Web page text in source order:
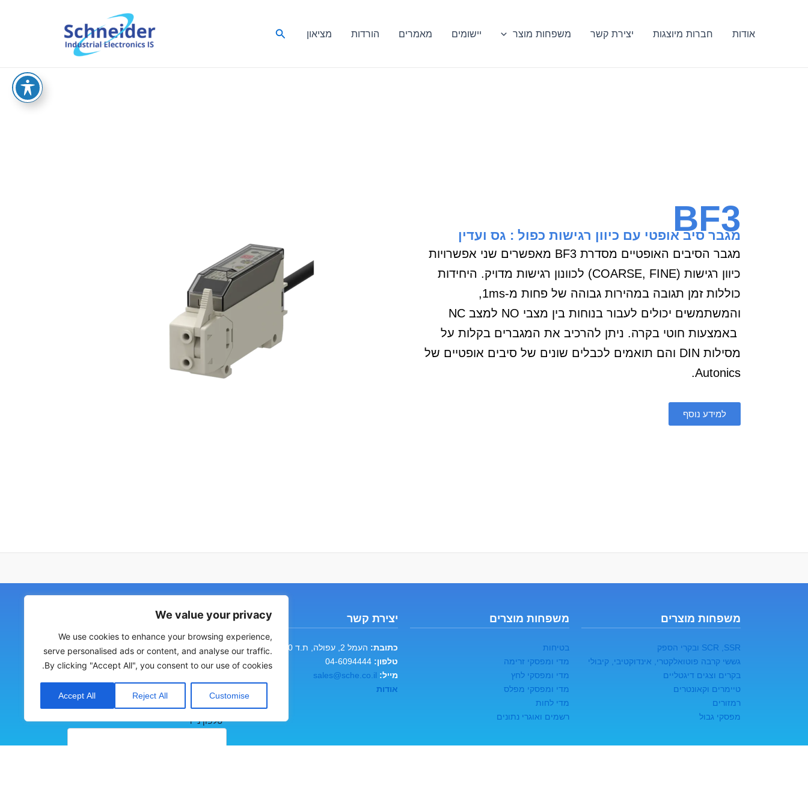
We value your privacy
We use cookies to enhance your browsing experience,
serve personalised ads or content, and analyse our traffic.
By clicking "Accept All", you consent to our use of cookies.
Customise
Reject All
Accept All
אודות
חברות מיוצגות יצירת קשר משפחות מוצר יישומים מאמרים הורדות מציאון חיפוש
BF3
מגבר סיב אופטי עם כיוון רגישות כפול : גס ועדין
מגבר הסיבים האופטיים מסדרת BF3 מאפשרים שני אפשרויות
כיוון רגישות (COARSE, FINE) לכוונון רגישות מדויק. היחידות
כוללות זמן תגובה במהירות גבוהה של פחות מ-1ms,
והמשתמשים יכולים לעבור בנוחות בין מצבי NO למצב NC
באמצעות חוטי בקרה. ניתן להרכיב את המגברים בקלות על
מסילות DIN והם תואמים לכבלים שונים של סיבים אופטיים של
Autonics.
למידע נוסף
משפחות מוצרים
SCR ,SSR ובקרי הספק
גששי קרבה פוטואלקטרי, אינדוקטיבי, קיבולי
בקרים וצגים דיגטליים
טיימרים וקאונטרים
רמזורים
מפסקי גבול
משפחות מוצרים
בטיחות
מדי ומפסקי זרימה
מדי ומפסקי לחץ
מדי ומפסקי מפלס
מדי לחות
רשמים ואוגרי נתונים
יצירת קשר
כתובת: העמל 2, עפולה, ת.ד 60
טלפון:
מייל: sales@sche.co.il
אודות
*שם מלא
*כתובת אימייל
*טלפון נייד